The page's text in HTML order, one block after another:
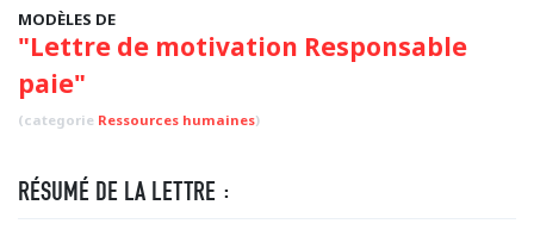
MODÈLES DE
"Lettre de motivation Responsable
paie"
(categorie Ressources humaines)
RÉSUMÉ DE LA LETTRE :